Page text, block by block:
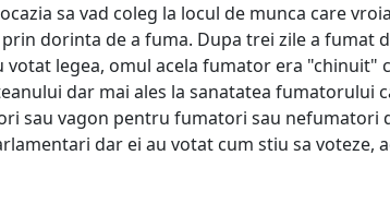
sa vad coleg la locul de munca care
dorinta de a fuma. Dupa trei zile a fumat
votat legea, omul acela fumator era
dar mai ales la sanatatea fumatorului
sau vagon pentru fumatori sau nefumatori
dar ei au votat cum stiu sa voteze,